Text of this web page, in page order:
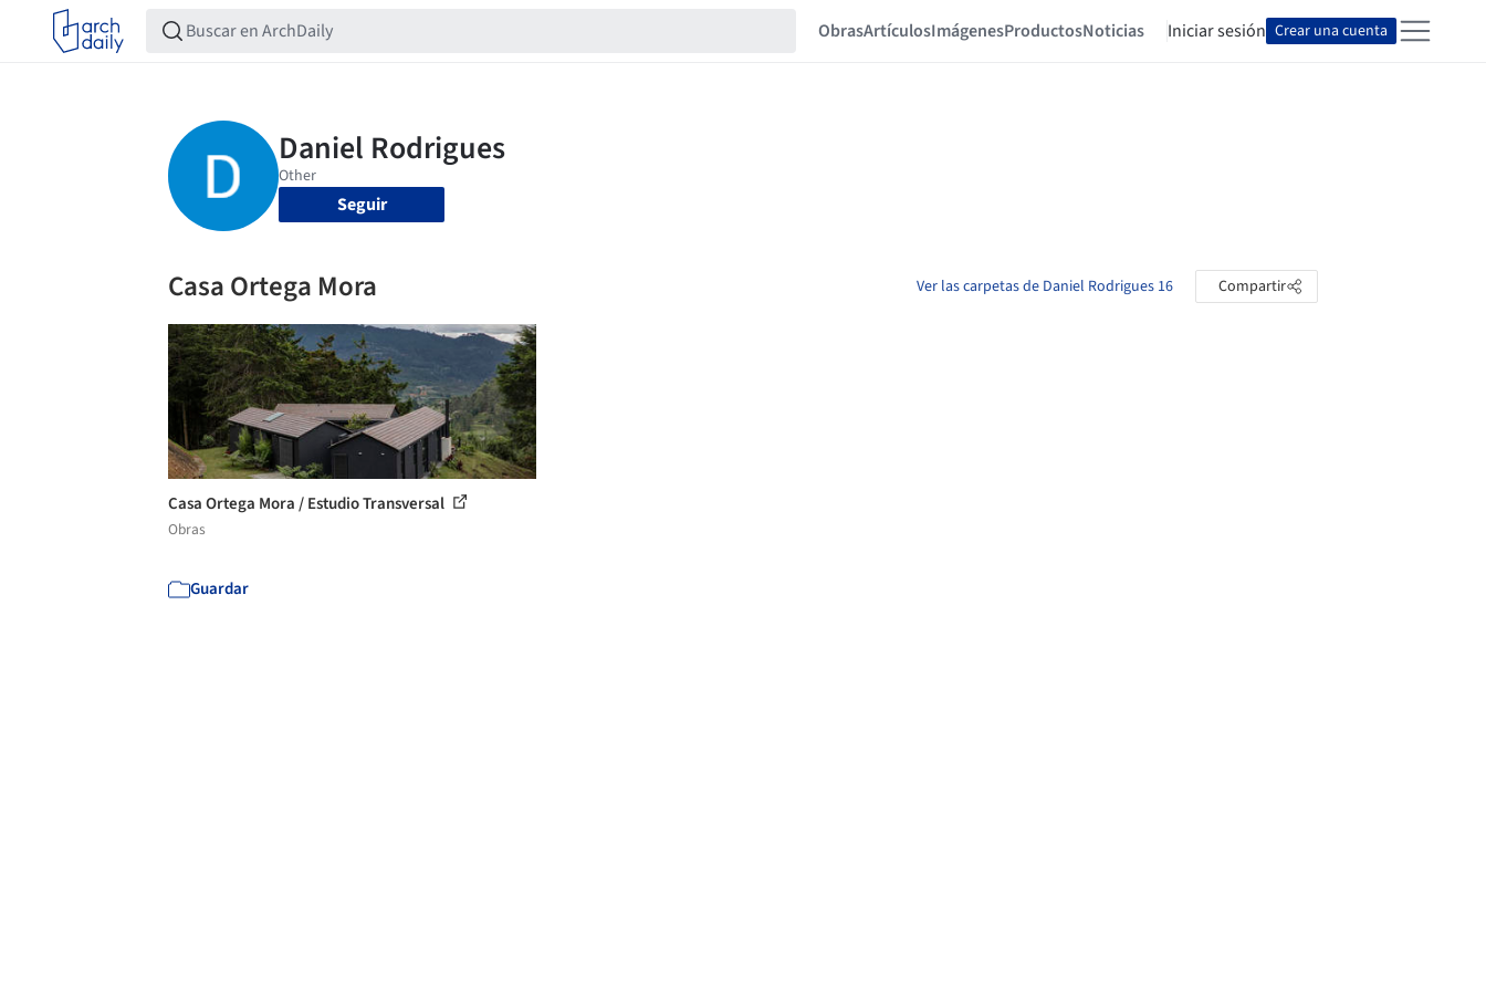
ObrasArtículosImágenesProductosNoticias Iniciar sesión Crear una cuenta
Seguir
Casa Ortega Mora Ver las carpetas de Daniel Rodrigues 16 Compartir
Casa Ortega Mora / Estudio Transversal
Obras
Guardar